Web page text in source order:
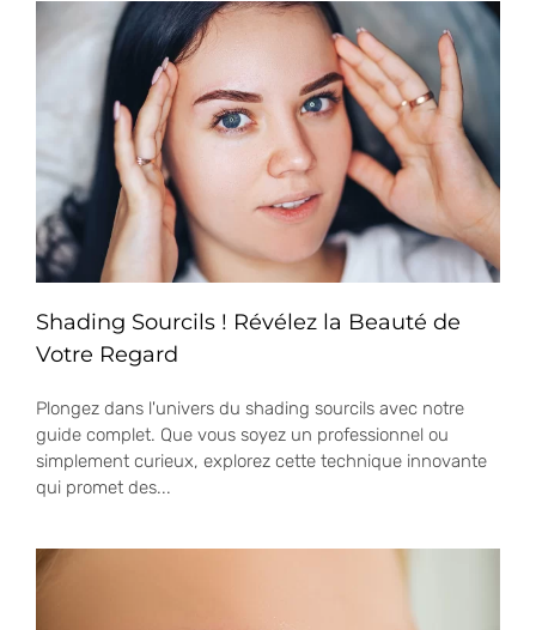
Shading Sourcils ! Révélez la Beauté de
Votre Regard
Plongez dans l'univers du shading sourcils avec notre
guide complet. Que vous soyez un professionnel ou
simplement curieux, explorez cette technique innovante
qui promet des...